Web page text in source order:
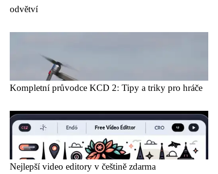
odvětví
Kompletní průvodce KCD 2: Tipy a triky pro hráče
Nejlepší video editory v češtině zdarma